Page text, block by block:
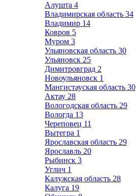
Алушта 4
Владимирская область 34
Владимир 14
Ковров 5
Муром 3
Ульяновская область 30
Ульяновск 25
Димитровград 2
Новоульяновск 1
Мангистауская область 30
Актау 28
Вологодская область 29
Вологда 13
Череповец 11
Вытегра 1
Ярославская область 29
Ярославль 20
Рыбинск 3
Углич 1
Калужская область 28
Калуга 19